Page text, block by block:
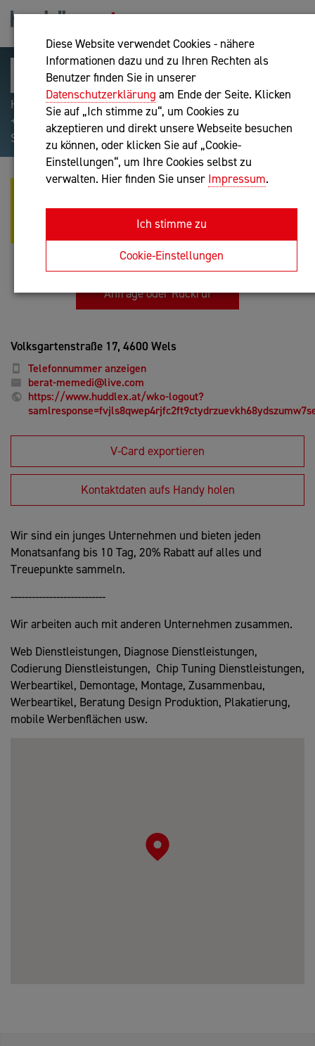
Diese Website verwendet Cookies - nähere
Informationen dazu und zu Ihren Rechten als
Benutzer finden Sie in unserer
Datenschutzerklärung am Ende der Seite. Klicken
Sie auf „Ich stimme zu“, um Cookies zu
akzeptieren und direkt unsere Webseite besuchen
zu können, oder klicken Sie auf „Cookie-
Einstellungen“, um Ihre Cookies selbst zu
verwalten. Hier finden Sie unser Impressum.
Ich stimme zu
Cookie-Einstellungen
Hilfreiche Suchparameter: Begriff einschließen:
+webshop, Begriff ausschließen: -webshop, Exakter
Suchbegriff: "internet of things"
BERAT MEMEDI - ALPHA GENERAL
PROGRAMMER , TANTALPRINT,
GENERAL WERBEAGENTUR
IT-Dienstleistung
Anfrage oder Rückruf
Volksgartenstraße 17, 4600 Wels
Telefonnummer anzeigen
berat-memedi@live.com
https://www.huddlex.at/wko-logout?
V-Card exportieren
Kontaktdaten aufs Handy holen
Wir sind ein junges Unternehmen und bieten jeden
Monatsanfang bis 10 Tag, 20% Rabatt auf alles und
Treuepunkte sammeln.
---------------------------
Wir arbeiten auch mit anderen Unternehmen zusammen.
Web Dienstleistungen, Diagnose Dienstleistungen,
Codierung Dienstleistungen, Chip Tuning Dienstleistungen,
Werbeartikel, Demontage, Montage, Zusammenbau,
Werbeartikel, Beratung Design Produktion, Plakatierung,
mobile Werbenflächen usw.